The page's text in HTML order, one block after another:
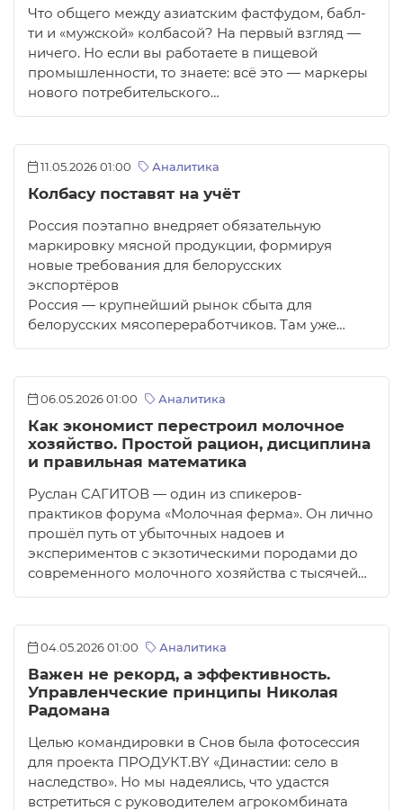
Что общего между азиатским фастфудом, бабл-
ти и «мужской» колбасой? На первый взгляд —
ничего. Но если вы работаете в пищевой
промышленности, то знаете: всё это — маркеры
нового потребительского…
11.05.2026 01:00 Аналитика
Колбасу поставят на учёт
Россия поэтапно внедряет обязательную
маркировку мясной продукции, формируя
новые требования для белорусских
экспортёров
Россия — крупнейший рынок сбыта для
белорусских мясопереработчиков. Там уже…
06.05.2026 01:00 Аналитика
Как экономист перестроил молочное
хозяйство. Простой рацион, дисциплина
и правильная математика
Руслан САГИТОВ — один из спикеров-
практиков форума «Молочная ферма». Он лично
прошёл путь от убыточных надоев и
экспериментов с экзотическими породами до
современного молочного хозяйства с тысячей…
04.05.2026 01:00 Аналитика
Важен не рекорд, а эффективность.
Управленческие принципы Николая
Радомана
Целью командировки в Снов была фотосессия
для проекта ПРОДУКТ.BY «Династии: село в
наследство». Но мы надеялись, что удастся
встретиться с руководителем агрокомбината